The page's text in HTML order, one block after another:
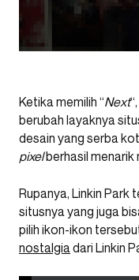
Ketika memilih “Next
berubah layaknya
desain yang serba
pixelberhasil menarik
Rupanya, Linkin Park
situsnya yang juga
pilih ikon-ikon
nostalgiadari Linkin